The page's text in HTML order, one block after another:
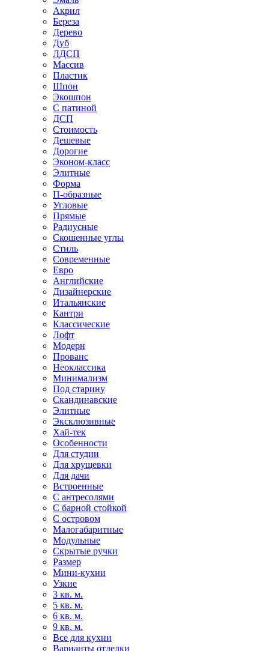
Акрил
Береза
Дерево
Дуб
ЛДСП
Массив
Пластик
Шпон
Экошпон
С патиной
ДСП
Стоимость
Дешевые
Дорогие
Эконом-класс
Элитные
Форма
П-образные
Угловые
Прямые
Радиусные
Скошенные углы
Стиль
Современные
Евро
Английские
Дизайнерские
Итальянские
Кантри
Классические
Лофт
Модерн
Прованс
Неоклассика
Минимализм
Под старину
Скандинавские
Элитные
Эксклюзивные
Хай-тек
Особенности
Для студии
Для хрущевки
Для дачи
Встроенные
С антресолями
С барной стойкой
С островом
Малогабаритные
Модульные
Скрытые ручки
Размер
Мини-кухни
Узкие
3 кв. м.
5 кв. м.
6 кв. м.
9 кв. м.
Все для кухни
Варианты отделки